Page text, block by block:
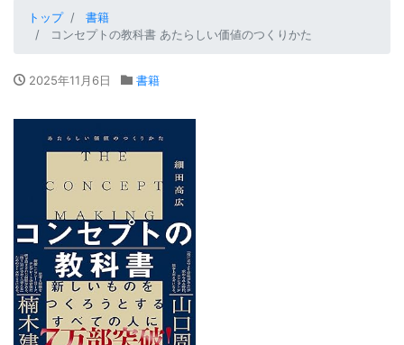
トップ
書籍
コンセプトの教科書 あたらしい価値のつくりかた
2025年11月6日 書籍